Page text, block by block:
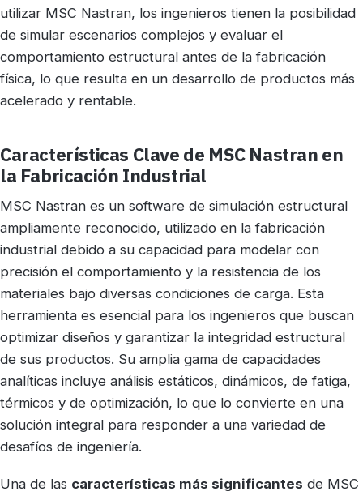
utilizar MSC Nastran, los ingenieros tienen la posibilidad
de simular escenarios complejos y evaluar el
comportamiento estructural antes de la fabricación
física, lo que resulta en un desarrollo de productos más
acelerado y rentable.
Características Clave de MSC Nastran en
la Fabricación Industrial
MSC Nastran es un software de simulación estructural
ampliamente reconocido, utilizado en la fabricación
industrial debido a su capacidad para modelar con
precisión el comportamiento y la resistencia de los
materiales bajo diversas condiciones de carga. Esta
herramienta es esencial para los ingenieros que buscan
optimizar diseños y garantizar la integridad estructural
de sus productos. Su amplia gama de capacidades
analíticas incluye análisis estáticos, dinámicos, de fatiga,
térmicos y de optimización, lo que lo convierte en una
solución integral para responder a una variedad de
desafíos de ingeniería.
Una de las características más significantes de MSC